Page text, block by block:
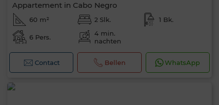
Appartement in Cabo Negro
60 m² 2 Slk. 1 Bk.
6 Pers.
4 min.
nachten
Contact Bellen WhatsApp